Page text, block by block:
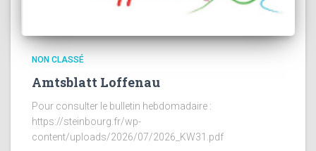
NON CLASSÉ
Amtsblatt Loffenau
Pour consulter le bulletin hebdomadaire :
https://steinbourg.fr/wp-
content/uploads/2026/07/2026_KW31.pdf